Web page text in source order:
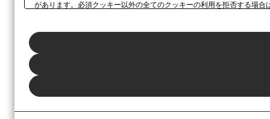
があります。必須クッキー以外の全てのクッキーの利用を拒否する場